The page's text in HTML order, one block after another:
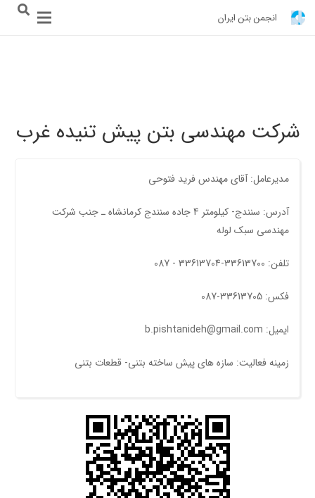
انجمن بتن ایران
شرکت مهندسی بتن پیش تنیده غرب
مدیرعامل: آقای مهندس فريد فتوحی
آدرس: سنندج- کیلومتر 4 جاده سنندج کرمانشاه ـ جنب شرکت
مهندسی سبک لوله
تلفن: 33613700-33613704 - 087
فکس: 33613705-087
ایمیل: b.pishtanideh@gmail.com
زمینه فعالیت: سازه های پیش ساخته بتنی- قطعات بتنی